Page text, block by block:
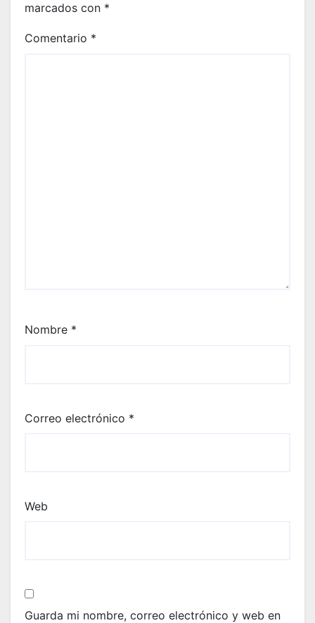
marcados con *
Comentario *
Nombre *
Correo electrónico *
Web
Guarda mi nombre, correo electrónico y web en